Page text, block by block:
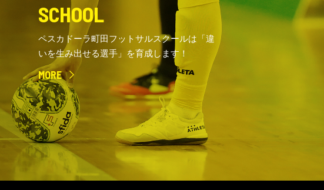
SCHOOL
ペスカドーラ町田フットサルスクールは「違
いを生み出せる選手」を育成します！
MORE